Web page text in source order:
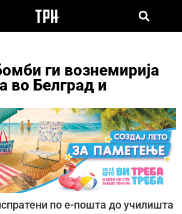
ги вознемирија
во Белград и
по е-пошта до училишта